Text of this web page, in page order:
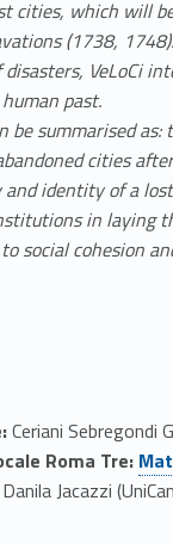
cities, which
(1738,
VeLoCi
past.
be summarised
cities
identity of a
in laying
social cohesion
Ceriani Sebregondi
Roma Tre: Link identifier #identifier__48244-2
Jacazzi